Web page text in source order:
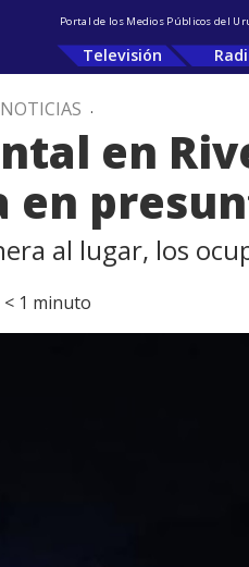
Portal de los Medios Públicos del
Televisión
NOTICIAS .
en
en
al lugar, los
< 1 minuto